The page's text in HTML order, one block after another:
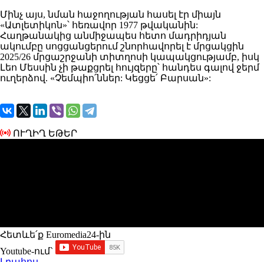
Մինչ այս, նման հաջողության հասել էր միայն
«Ատլետիկոն»՝ հեռավոր 1977 թվականին:
Հաղթանակից անմիջապես հետո մադրիդյան
ակումբը սոցցանցերում շնորհավորել է մրցակցին
2025/26 մրցաշրջանի տիտղոսի կապակցությամբ, իսկ
Լեո Մեսսին չի թաքցրել հույզերը՝ հանդես գալով ջերմ
ուղերձով. «Չեմպիո՛ններ: Կեցցե՛ Բարսան»:
ՈՒՂԻՂ ԵԹԵՐ
Հետևե՛ք Euromedia24-ին
Youtube-ում`